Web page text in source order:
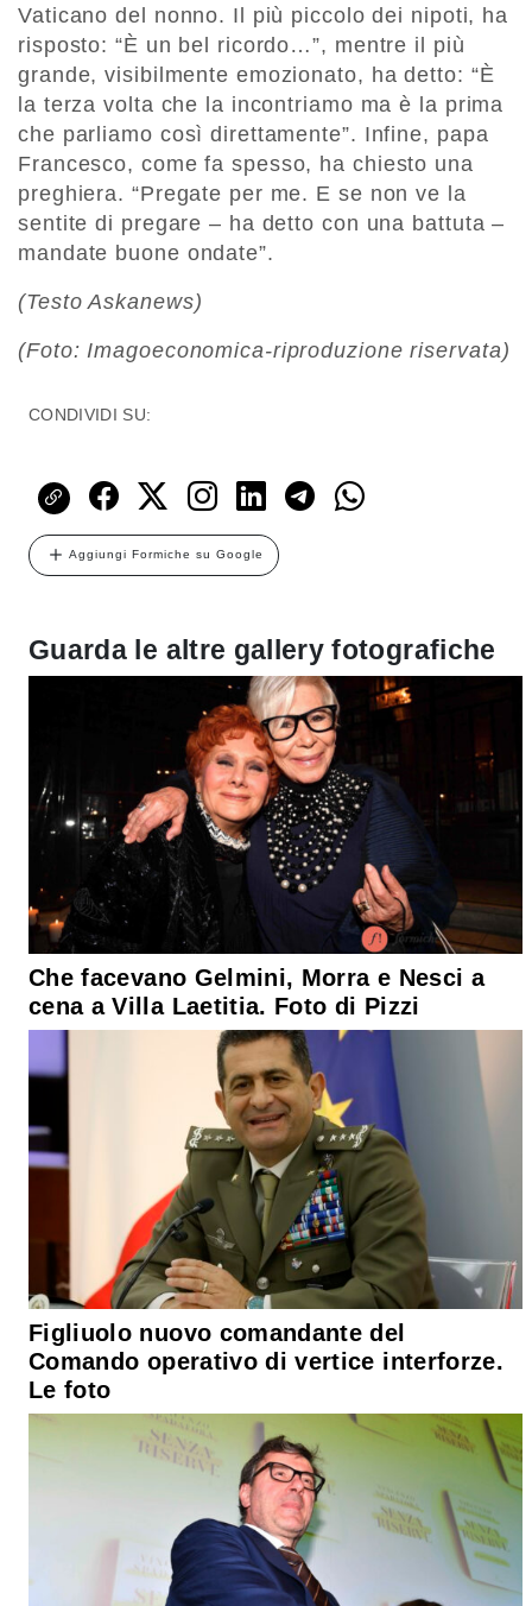
Vaticano del nonno. Il più piccolo dei nipoti, ha
risposto: “È un bel ricordo…”, mentre il più
grande, visibilmente emozionato, ha detto: “È
la terza volta che la incontriamo ma è la prima
che parliamo così direttamente”. Infine, papa
Francesco, come fa spesso, ha chiesto una
preghiera. “Pregate per me. E se non ve la
sentite di pregare – ha detto con una battuta –
mandate buone ondate”.
(Testo Askanews)
(Foto: Imagoeconomica-riproduzione riservata)
CONDIVIDI SU:
Aggiungi Formiche su Google
Guarda le altre gallery fotografiche
Che facevano Gelmini, Morra e Nesci a
cena a Villa Laetitia. Foto di Pizzi
Figliuolo nuovo comandante del
Comando operativo di vertice interforze.
Le foto